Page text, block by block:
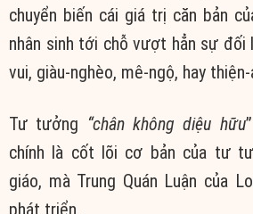
chuyển biến cái giá trị căn bản
nhân sinh tới chỗ vượt hẳn sự đối
vui, giàu-nghèo, mê-ngộ, hay
Tư tưởng “chân không diệu hữu
chính là cốt lõi cơ bản của tư
giáo, mà Trung Quán Luận của
phát triển.